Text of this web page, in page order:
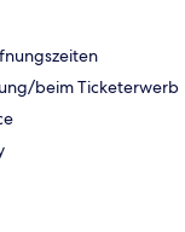
beim Ticketerwerb